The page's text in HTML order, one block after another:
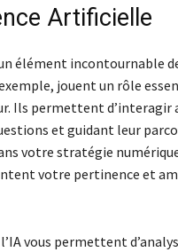
Artificielle
élément incontournable
jouent un rôle
Ils permettent d’interagir
et guidant leur
votre stratégie
votre pertinence et
vous permettent